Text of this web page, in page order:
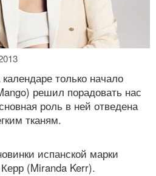
только начало
решил порадовать нас
роль в ней отведена
тканям.
испанской марки
(Miranda Kerr).